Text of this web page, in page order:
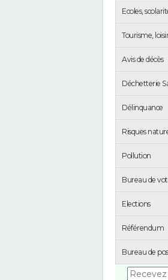
Ecoles,
Tourisme,
Avis de décès
Déchetterie
Délinquance
Risques
Pollution
Bureau de
Elections
Référendum
Bureau de